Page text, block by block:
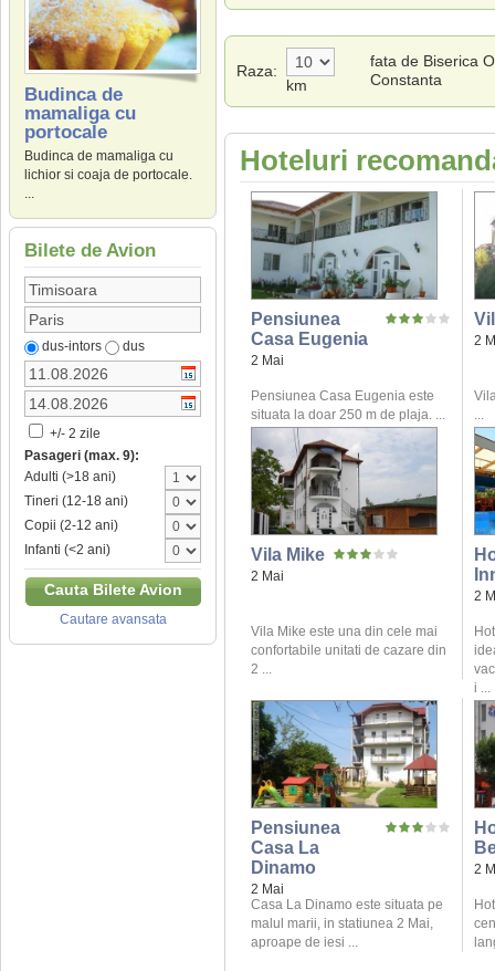
Budinca de
mamaliga cu
portocale
Budinca de mamaliga cu
lichior si coaja de portocale.
...
Bilete de Avion
dus-intors dus
+/- 2 zile
Pasageri (max. 9):
Adulti (>18 ani)
Tineri (12-18 ani)
Copii (2-12 ani)
Infanti (<2 ani)
Cauta Bilete Avion
Cautare avansata
Raza:
km
fata de Biserica
Constanta
Hoteluri
Pensiunea
Casa Eugenia
2 Mai
Pensiunea Casa Eugenia este
situata la doar 250 m de plaja. ...
2
...
Vila Mike
2 Mai
Vila Mike este una din cele mai
confortabile unitati de cazare din
2 ...
2
i ...
Pensiunea
Casa La
Dinamo
2 Mai
Casa La Dinamo este situata pe
malul marii, in statiunea 2 Mai,
aproape de iesi ...
2